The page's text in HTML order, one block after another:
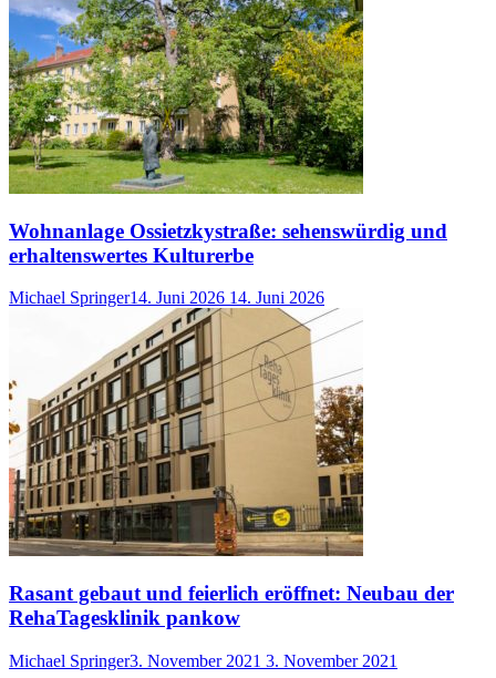
Wohnanlage Ossietzkystraße: sehenswürdig und
erhaltenswertes Kulturerbe
Michael Springer14. Juni 2026 14. Juni 2026
Rasant gebaut und feierlich eröffnet: Neubau der
RehaTagesklinik pankow
Michael Springer3. November 2021 3. November 2021